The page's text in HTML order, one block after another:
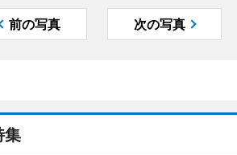
前の写真 次の写真
集